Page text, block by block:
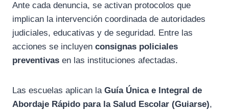
Ante cada denuncia, se activan protocolos que
implican la intervención coordinada de autoridades
judiciales, educativas y de seguridad. Entre las
acciones se incluyen consignas policiales
preventivas en las instituciones afectadas.
Las escuelas aplican la Guía Única e Integral de
Abordaje Rápido para la Salud Escolar (Guiarse),